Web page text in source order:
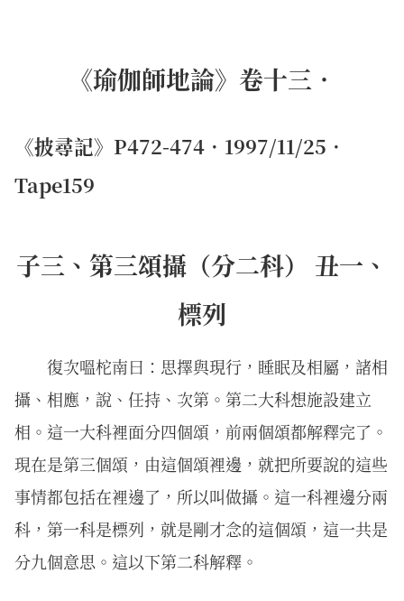
《瑜伽師地論》卷十三．
《披尋記》P472-474．1997/11/25．
Tape159
子三、第三頌攝（分二科） 丑一、
標列
復次嗢柁南曰：思擇與現行，睡眠及相屬，諸相
攝、相應，說、任持、次第。第二大科想施設建立
相。這一大科裡面分四個頌，前兩個頌都解釋完了。
現在是第三個頌，由這個頌裡邊，就把所要說的這些
事情都包括在裡邊了，所以叫做攝。這一科裡邊分兩
科，第一科是標列，就是剛才念的這個頌，這一共是
分九個意思。這以下第二科解釋。